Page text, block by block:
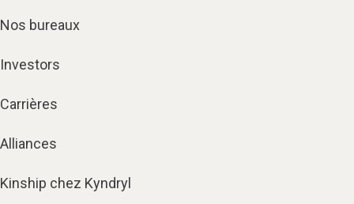
Nos bureaux
Investors
Carrières
Alliances
Kinship chez Kyndryl